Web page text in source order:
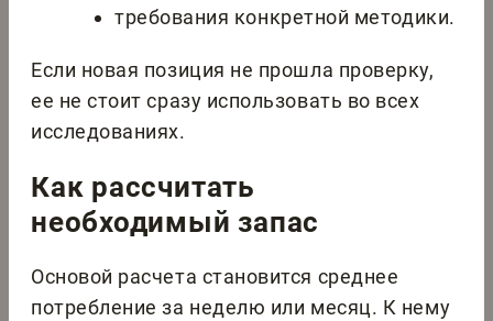
требования конкретной методики.
Если новая позиция не прошла проверку,
ее не стоит сразу использовать во всех
исследованиях.
Как рассчитать
необходимый запас
Основой расчета становится среднее
потребление за неделю или месяц. К нему